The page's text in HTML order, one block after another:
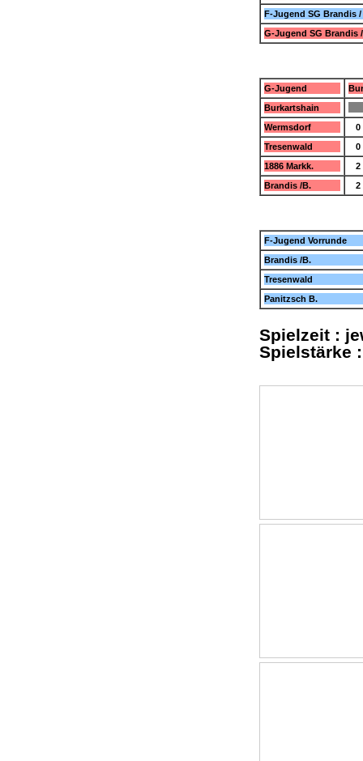
F-Jugend SG Brandis
G-Jugend SG Brandis
G-Jugend
Burkartshain
Wermsdorf
0
Tresenwald
0
1886 Markk.
2
Brandis /B.
2
F-Jugend Vorrunde
Brandis /B.
Tresenwald
Panitzsch B.
Spielzeit :
Spielstärke